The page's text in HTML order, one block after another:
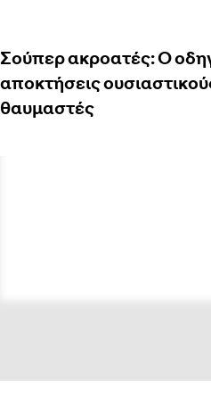
Σούπερ ακροατές: Ο
αποκτήσεις
θαυμαστές